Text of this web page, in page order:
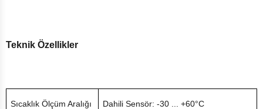
Teknik Özellikler
Sıcaklık Ölçüm Aralığı Dahili Sensör: -30 ... +60°C